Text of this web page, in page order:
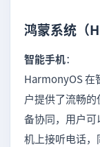
鸿蒙系统（
智能手机：
HarmonyOS 在
户提供了流畅
备协同，用户
机上接听电话，